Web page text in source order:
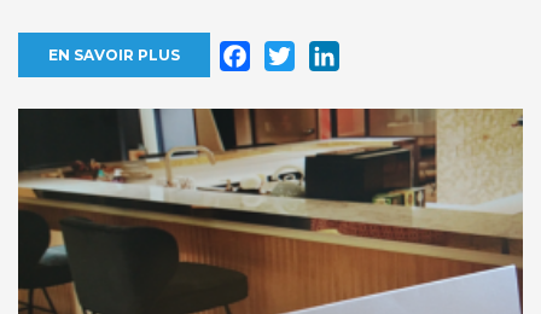
EN SAVOIR PLUS Facebook
Twitter